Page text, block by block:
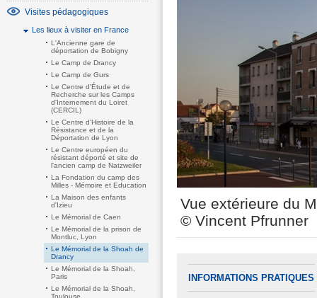
Visites pédagogiques
Les lieux à visiter en France
L'Ancienne gare de
déportation de Bobigny
Le Camp de Drancy
Le Camp de Gurs
Le Centre d'Étude et de
Recherche sur les Camps
d'Internement du Loiret
(CERCIL)
Le Centre d'Histoire de la
Résistance et de la
Déportation de Lyon
Le Centre européen du
résistant déporté et site de
l'ancien camp de Natzweiler
La Fondation du camp des
Milles - Mémoire et Education
La Maison des enfants
d'Izieu
Le Mémorial de Caen
Le Mémorial de la prison de
Montluc, Lyon
Le Mémorial de la Shoah de
Drancy
Le Mémorial de la Shoah,
Paris
Le Mémorial de la Shoah,
Toulouse
Vue extérieure du
© Vincent Pfrunner
INFORMATIONS PRATIQUES